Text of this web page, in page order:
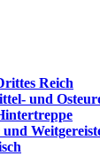
Reich
und